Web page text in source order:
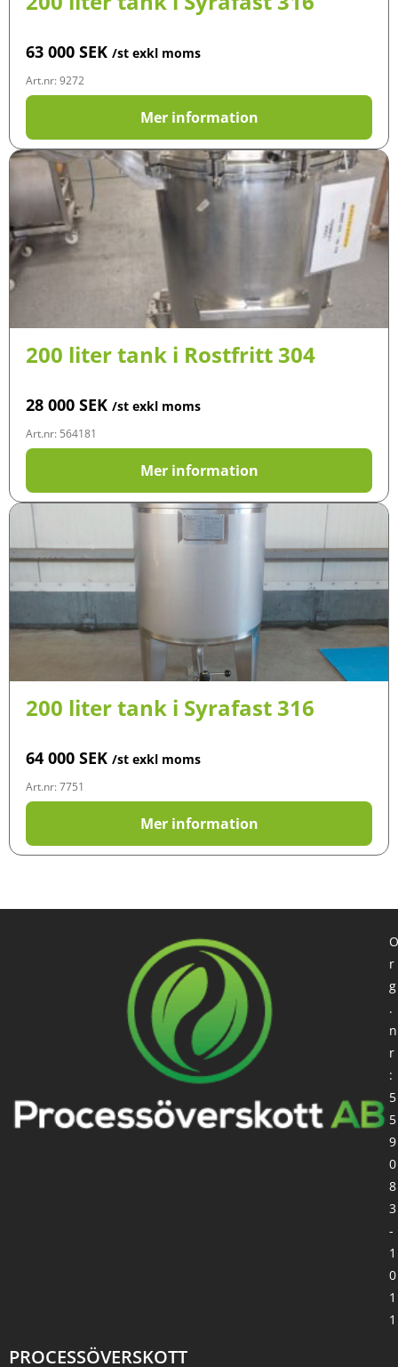
63 000 SEK /st exkl moms
Art.nr: 9272
Mer information
200 liter tank i Rostfritt 304
28 000 SEK /st exkl moms
Art.nr: 564181
Mer information
200 liter tank i Syrafast 316
64 000 SEK /st exkl moms
Art.nr: 7751
Mer information
PROCESSÖVERSKOTT
O
r
g
.
n
r
:
5
5
9
0
8
3
-
1
0
1
1